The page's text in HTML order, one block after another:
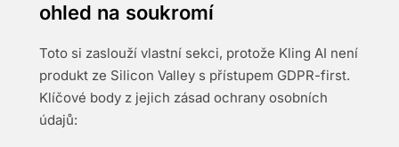
ohled na soukromí
Toto si zaslouží vlastní sekci, protože Kling AI není
produkt ze Silicon Valley s přístupem GDPR-first.
Klíčové body z jejich zásad ochrany osobních
údajů: